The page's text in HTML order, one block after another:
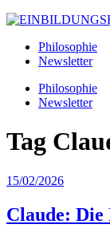
Philosophie
Newsletter
Philosophie
Newsletter
Tag
15/02/2026
Claude: Die